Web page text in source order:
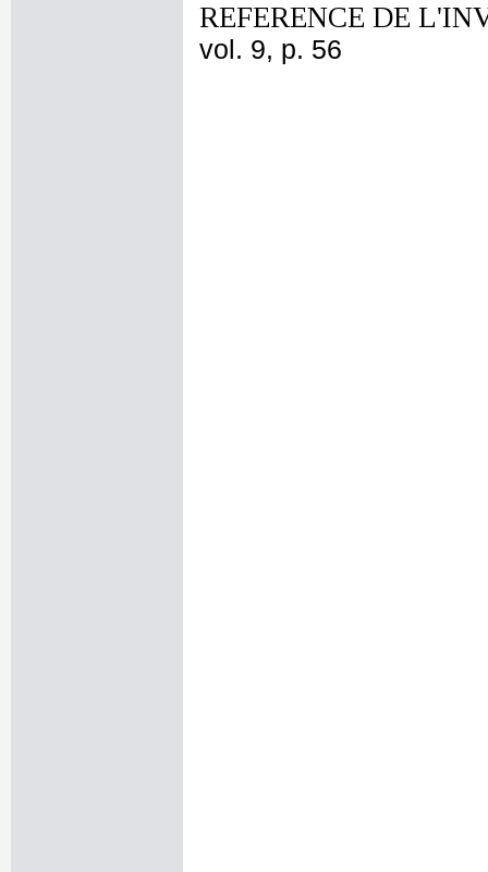
REFERENCE DE
vol. 9, p. 56